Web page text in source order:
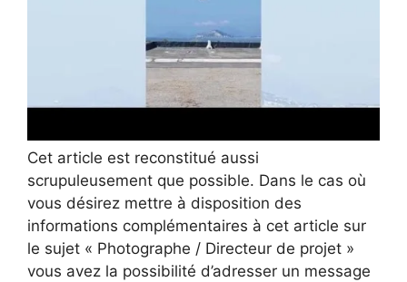
Cet article est reconstitué aussi
scrupuleusement que possible. Dans le cas où
vous désirez mettre à disposition des
informations complémentaires à cet article sur
le sujet « Photographe / Directeur de projet »
vous avez la possibilité d’adresser un message